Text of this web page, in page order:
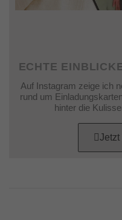
ECHTE
Auf Instagram zeige ich
rund um
hinter die
Jetzt